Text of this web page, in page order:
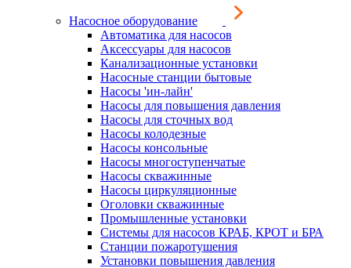
Насосное оборудование
Автоматика для насосов
Аксессуары для насосов
Канализационные установки
Насосные станции бытовые
Насосы 'ин-лайн'
Насосы для повышения давления
Насосы для сточных вод
Насосы колодезные
Насосы консольные
Насосы многоступенчатые
Насосы скважинные
Насосы циркуляционные
Оголовки скважинные
Промышленные установки
Системы для насосов КРАБ, КРОТ и БРА
Станции пожаротушения
Установки повышения давления